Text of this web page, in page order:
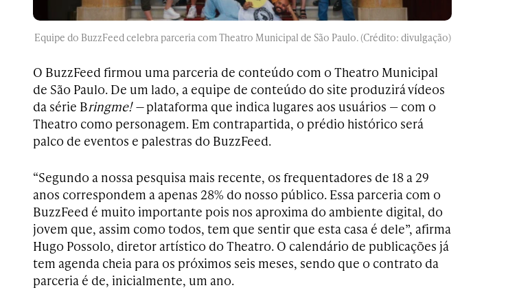
Equipe do BuzzFeed celebra parceria com Theatro Municipal de São Paulo. (Crédito: divulgação)
O BuzzFeed firmou uma parceria de conteúdo com o Theatro Municipal
de São Paulo. De um lado, a equipe de conteúdo do site produzirá vídeos
da série Bringme! —plataforma que indica lugares aos usuários — com o
Theatro como personagem. Em contrapartida, o prédio histórico será
palco de eventos e palestras do BuzzFeed.
“Segundo a nossa pesquisa mais recente, os frequentadores de 18 a 29
anos correspondem a apenas 28% do nosso público. Essa parceria com o
BuzzFeed é muito importante pois nos aproxima do ambiente digital, do
jovem que, assim como todos, tem que sentir que esta casa é dele”, afirma
Hugo Possolo, diretor artístico do Theatro. O calendário de publicações já
tem agenda cheia para os próximos seis meses, sendo que o contrato da
parceria é de, inicialmente, um ano.